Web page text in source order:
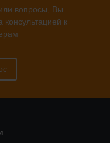
вопросы, Вы
консультацией к